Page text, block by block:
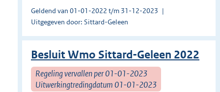
Geldend van 01-01-2022 t/m 31-12-2023
Uitgegeven door: Sittard-Geleen
Besluit Wmo Sittard-Geleen 2022
Regeling vervallen per 01-01-2023
Uitwerkingtredingdatum 01-01-2023